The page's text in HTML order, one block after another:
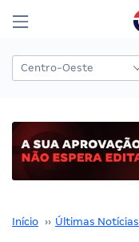
Início ›› Últimas Notícias